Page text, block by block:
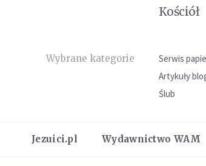
Kościół
Wybrane kategorie Serwis
Artykuły
Ślub
Jezuici.pl Wydawnictwo WAM